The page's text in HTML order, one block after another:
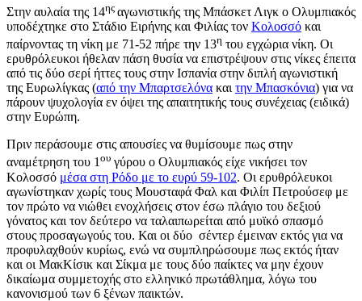
Στην αυλαία της 14ης αγωνιστικής της Μπάσκετ Λιγκ ο Ολυμπιακός
υποδέχτηκε στο Στάδιο Ειρήνης και Φιλίας τον Κολοσσό και
παίρνοντας τη νίκη με 71-52 πήρε την 13η του εγχώρια νίκη. Οι
ερυθρόλευκοι ήθελαν πάση θυσία να επιστρέψουν στις νίκες έπειτα
από τις δύο σερί ήττες τους στην Ισπανία στην διπλή αγωνιστική
της Ευρωλίγκας (από την Μπαρτσελόνα και την Μπασκόνια) για να
πάρουν ψυχολογία εν όψει της απαιτητικής τους συνέχειας (ειδικά)
στην Ευρώπη.
Πριν περάσουμε στις απουσίες να θυμίσουμε πως στην
αναμέτρηση του 1ου γύρου ο Ολυμπιακός είχε νικήσει τον
Κολοσσό μέσα στη Ρόδο με το ευρύ 59-102. Οι ερυθρόλευκοι
αγωνίστηκαν χωρίς τους Μουσταφά Φαλ και Φιλίπ Πετρούσεφ με
τον πρώτο να νιώθει ενοχλήσεις στον έσω πλάγιο του δεξιού
γόνατος και τον δεύτερο να ταλαιπωρείται από μυϊκό σπασμό
στους προσαγωγούς του. Και οι δύο σέντερ έμειναν εκτός για να
προφυλαχθούν κυρίως, ενώ να συμπληρώσουμε πως εκτός ήταν
και οι ΜακΚίσικ και Σίκμα με τους δύο παίκτες να μην έχουν
δικαίωμα συμμετοχής στο ελληνικό πρωτάθλημα, λόγω του
κανονισμού των 6 ξένων παικτών.